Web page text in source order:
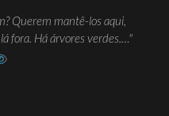
Querem mantê-los aqui,
fora. Há árvores verdes.…